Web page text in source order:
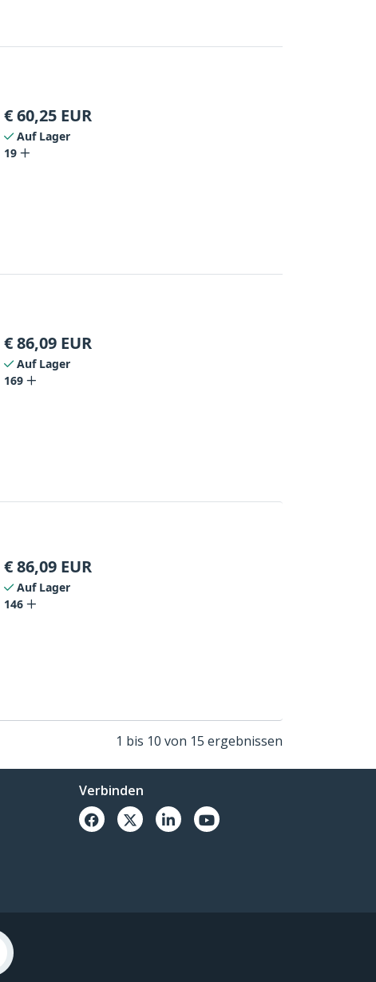
€60,25 EUR
Auf Lager
19
€86,09 EUR
Auf Lager
169
€86,09 EUR
Auf Lager
146
1 bis 10 von 15 ergebnissen
Verbinden